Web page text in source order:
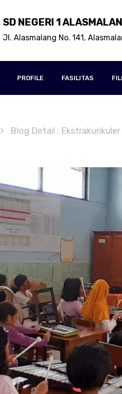
SD NEGERI 1
Jl. Alasmalang No. 141,
PROFILE FASILITAS
Blog Detail :